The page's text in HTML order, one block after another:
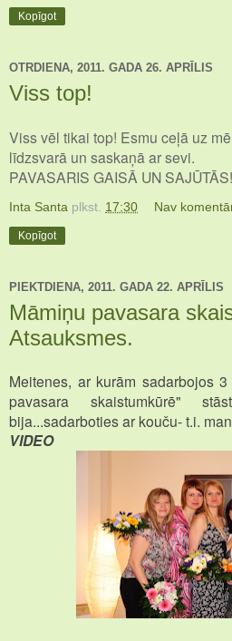
Kopīgot
OTRDIENA, 2011. GADA 26. APRĪLIS
Viss top!
Viss vēl tikai top! Esmu ceļā uz
līdzsvarā un saskaņā ar sevi.
PAVASARIS GAISĀ UN SAJŪTĀS!
Inta Santa plkst. 17:30 Nav
Kopīgot
PIEKTDIENA, 2011. GADA 22. APRĪLIS
Māmiņu pavasara
Atsauksmes.
Meitenes, ar kurām sadarbojos
pavasara skaistumkūrē"
bija...sadarboties ar kouču- t.i.
VIDEO